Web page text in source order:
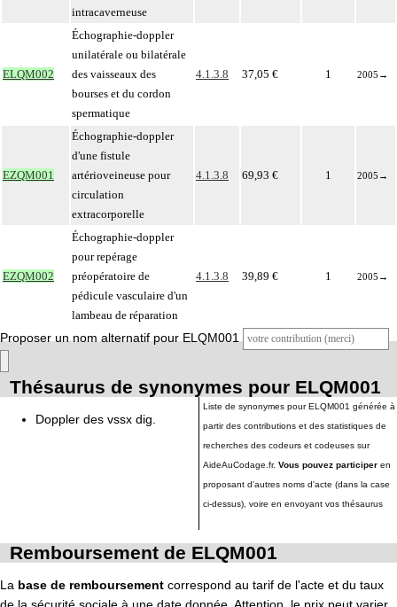
intracaverneuse
ELQM002
Échographie-doppler
unilatérale ou bilatérale
des vaisseaux des
bourses et du cordon
spermatique
4.1.3.8 37,05 € 1 2005 →
EZQM001
Échographie-doppler
d'une fistule
artérioveineuse pour
circulation
extracorporelle
4.1.3.8 69,93 € 1 2005 →
EZQM002
Échographie-doppler
pour repérage
préopératoire de
pédicule vasculaire d'un
lambeau de réparation
4.1.3.8 39,89 € 1 2005 →
Proposer un nom alternatif pour ELQM001
Thésaurus de synonymes pour ELQM001
Doppler des vssx dig.
Liste de synonymes pour ELQM001 générée à
partir des contributions et des statistiques de
recherches des codeurs et codeuses sur
AideAuCodage.fr. Vous pouvez participer en
proposant d'autres noms d'acte (dans la case
ci-dessus), voire en envoyant vos thésaurus
Remboursement de ELQM001
La base de remboursement correspond au tarif de l'acte et du taux
de la sécurité sociale à une date donnée. Attention, le prix peut varier